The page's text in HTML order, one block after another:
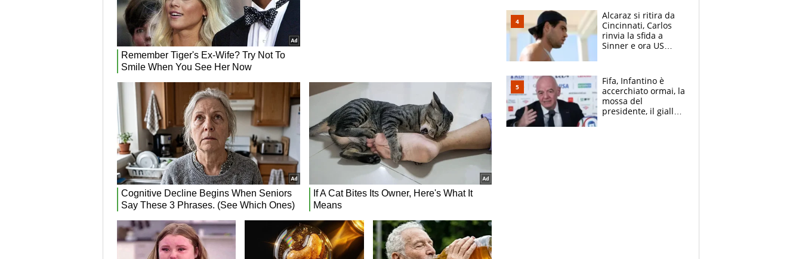
Alcaraz si ritira da
Cincinnati, Carlos
rinvia la sfida a
Sinner e ora US
Fifa, Infantino è
accerchiato ormai, la
mossa del
presidente, il giallo